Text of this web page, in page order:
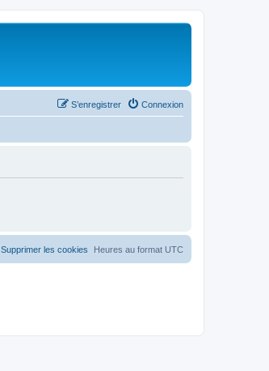
Connexion
S’enregistrer
Heures au format UTC
Supprimer les cookies